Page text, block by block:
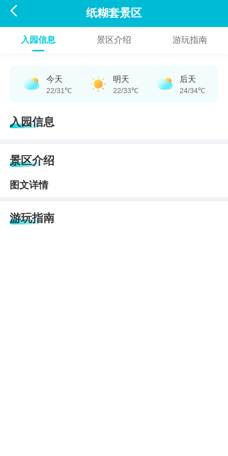
 纸糊套景区
入园信息 景区介绍 游玩指南
今天
22/31℃
明天
22/33℃
后天
24/34℃
入园信息
景区介绍
图文详情
游玩指南